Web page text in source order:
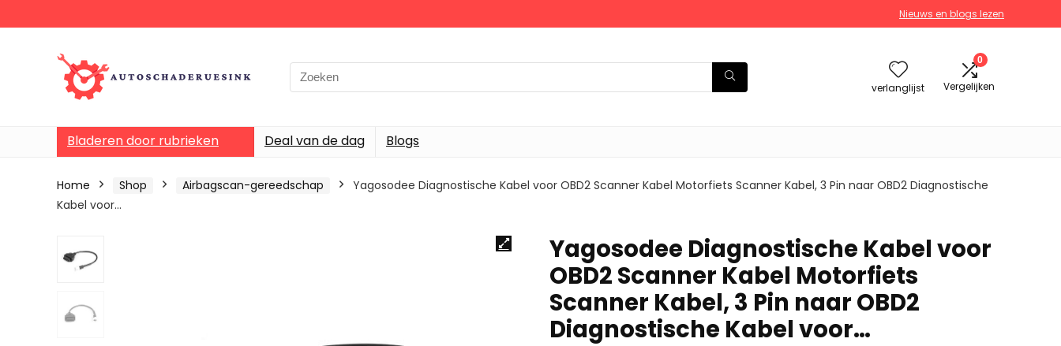
Nieuws en blogs lezen
verlanglijst
0
Vergelijken
Bladeren door rubrieken Deal van de dag Blogs
Home Shop Airbagscan-gereedschap
Yagosodee Diagnostische Kabel voor OBD2 Scanner Kabel Motorfiets Scanner Kabel, 3 Pin naar OBD2 Diagnostische
Kabel voor…
Yagosodee Diagnostische Kabel voor
OBD2 Scanner Kabel Motorfiets
Scanner Kabel, 3 Pin naar OBD2
Diagnostische Kabel voor…